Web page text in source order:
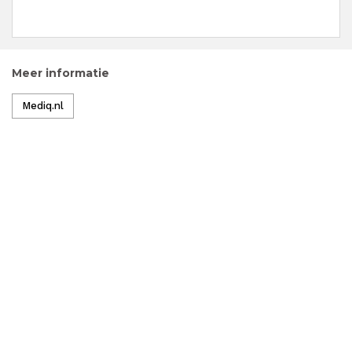
Meer informatie
Mediq.nl